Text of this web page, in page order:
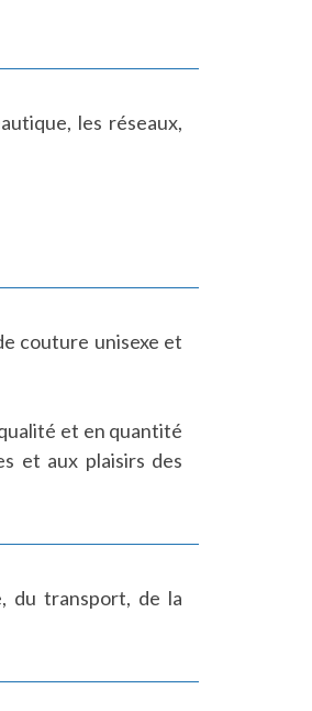
les réseaux,
couture unisexe et
et en quantité
et aux plaisirs des
du transport, de la